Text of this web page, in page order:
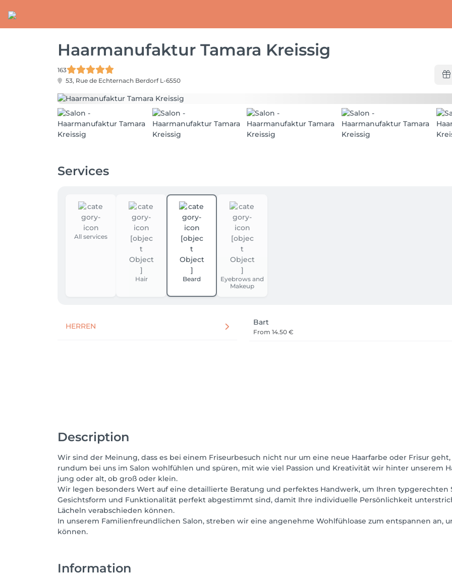
Haarmanufaktur Tamara Kreissig
163
53, Rue de Echternach Berdorf L-6550
Services
All services
Hair Beard
Eyebrows and
Makeup
HERREN Bart
From 14.50 €
Description
Wir sind der Meinung, dass es bei einem Friseurbesuch nicht nur um eine neue Haarfarbe oder Frisur
rundum bei uns im Salon wohlfühlen und spüren, mit wie viel Passion und Kreativität wir hinter unserem
jung oder alt, ob groß oder klein.
Wir legen besonders Wert auf eine detaillierte Beratung und perfektes Handwerk, um Ihren typgerechten
Gesichtsform und Funktionalität perfekt abgestimmt sind, damit Ihre individuelle Persönlichkeit
Lächeln verabschieden können.
In unserem Familienfreundlichen Salon, streben wir eine angenehme Wohlfühloase zum entspannen an,
können.
Information